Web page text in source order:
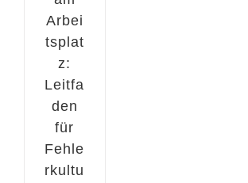
Arbei
tsplat
z:
Leitfa
den
für
Fehle
rkultu